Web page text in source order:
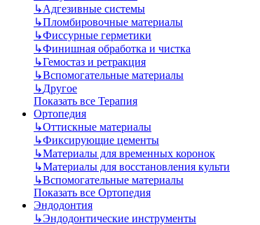
↳Адгезивные системы
↳Пломбировочные материалы
↳Фиссурные герметики
↳Финишная обработка и чистка
↳Гемостаз и ретракция
↳Вспомогательные материалы
↳Другое
Показать все Терапия
Ортопедия
↳Оттискные материалы
↳Фиксирующие цементы
↳Материалы для временных коронок
↳Материалы для восстановления культи
↳Вспомогательные материалы
Показать все Ортопедия
Эндодонтия
↳Эндодонтические инструменты